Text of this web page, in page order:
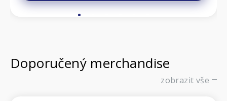
Doporučený merchandise
zobrazit vše